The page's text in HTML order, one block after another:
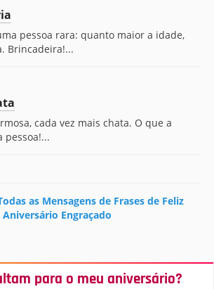
pessoa rara: quanto maior a idade,
Brincadeira!...
cada vez mais chata. O que a
pessoa!...
as Mensagens de Frases de Feliz
Aniversário Engraçado
para o meu aniversário?